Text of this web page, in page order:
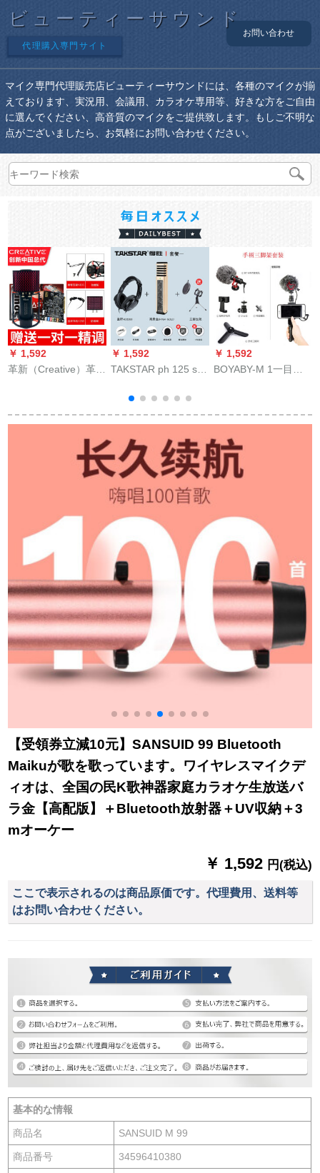
ビューティーサウンド
代理購入専門サイト
お問い合わせ
マイク専門代理販売店ビューティーサウンドには、各種のマイクが揃
えております、実況用、会議用、カラオケ専用等、好きな方をご自由
に選んでください、高音質のマイクをご提供致します。もしご不明な
点がございましたら、お気軽にお問い合わせください。
￥ 1,592
革新（Creative）革新
ザーカラッケジット
サントA 4サード+K
￥ 1,592
TAKSTAR ph 125 s全
イク神器生放送歌唱
設備オーストリアカ
Android泛用マイク容
量麦高貴金+HD 2000
イヤホーン+三角サポ
トート
￥ 1,592
BOYABY-M 1一目レ
帯帯生中継屋外ラジ
ン三脚セット
【受領券立減10元】SANSUID 99 Bluetooth
Maikuが歌を歌っています。ワイヤレスマイクデ
ィオは、全国の民K歌神器家庭カラオケ生放送バ
ラ金【高配版】＋Bluetooth放射器＋UV収納＋3
mオーケー
￥ 1,592 円(税込)
ここで表示されるのは商品原価です。代理費用、送料等
はお問い合わせください。
基本的な情報
商品名 SANSUID M 99
商品番号 34596410380